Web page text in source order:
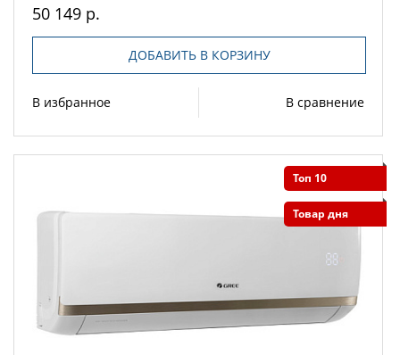
50 149 р.
ДОБАВИТЬ В КОРЗИНУ
В избранное В сравнение
Топ 10
Товар дня